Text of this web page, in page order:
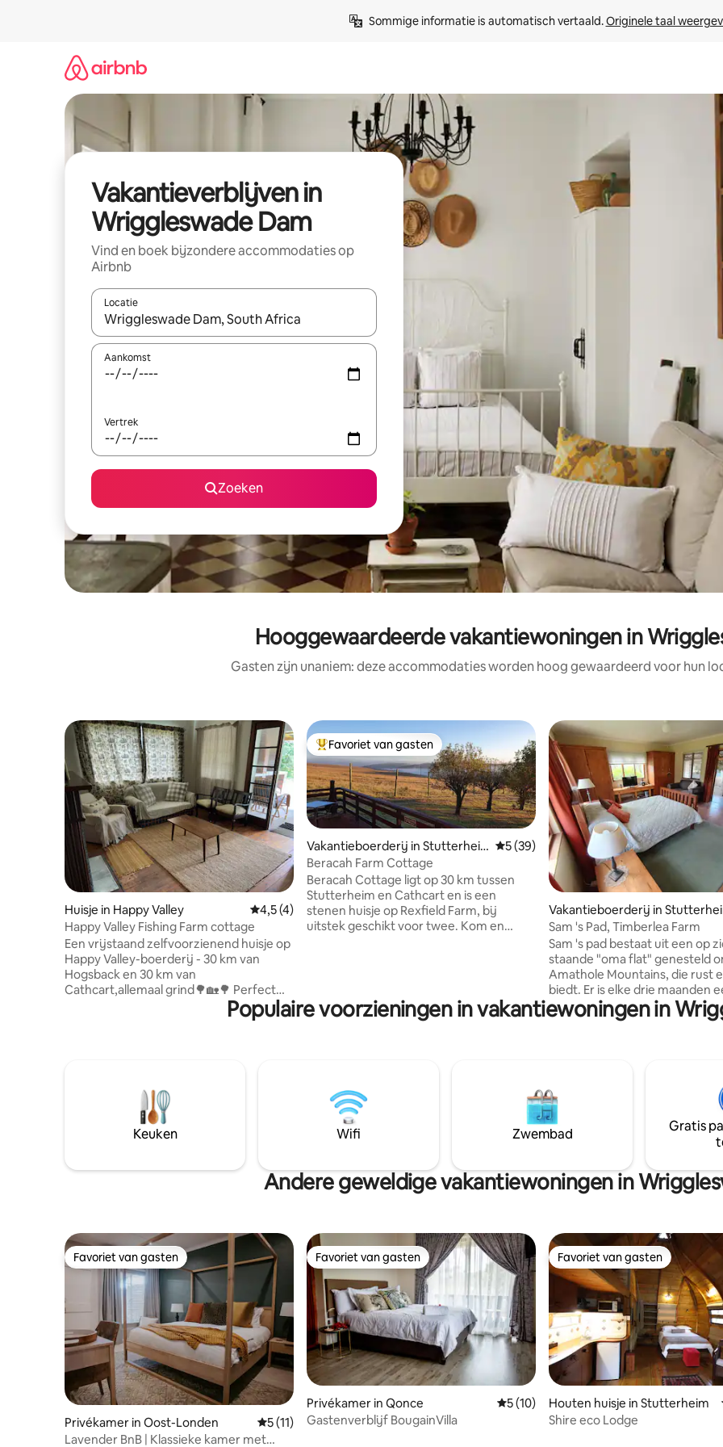
Sommige informatie is automatisch vertaald. Originele taal
Vakantieverblijven in
Wriggleswade Dam
Vind en boek bijzondere accommodaties op
Airbnb
Locatie
Wanneer er resultaten beschikbaar zijn, maak je een keuze met je de pijltjestoetsen omhoog en omlaag, óf door te
Aankomst
Vertrek
Zoeken
Hooggewaardeerde vakantiewoningen in
Gasten zijn unaniem: deze accommodaties worden hoog gewaardeerd voor hun
Huisje in Happy Valley Gemiddelde beoordeling van 4,5 op 5, 4 recensies
4,5 (4)
Happy Valley Fishing Farm cottage
Een vrijstaand zelfvoorzienend huisje op
Happy Valley-boerderij - 30 km van
Hogsback en 30 km van
Cathcart,allemaal grind🌳🏡🌳 Perfect
voor een ontsnapping uit de drukke stad
van een tussenstop op een roadtrip 🚗
(afhankelijk van de groottevereisten),
daarna is het vangen en loslaten.
Geschikt voor 6 personen in 3
slaapkamers - 2 x tweepersoonsbedden,
is erg slecht op dit moment
Topfavoriet van gasten
Favoriet van gasten
Vakantieboerderij in Stutterhei
m
Gemiddelde beoordeling van 5 op 5, 39
5 (39)
Beracah Farm Cottage
Beracah Cottage ligt op 30 km tussen
Stutterheim en Cathcart en is een
stenen huisje op Rexfield Farm, bij
uitstek geschikt voor twee. Kom en
kijken, wandelen, jagen of vissen zijn
enkele activiteiten om van te genieten in
zwembad.
Vakantieboerderij in
Sam 's Pad, Timberlea Farm
Sam 's pad bestaat uit een op
staande "oma flat" genesteld onder de
Amathole Mountains, die rust en stilte
biedt. Er is elke drie maanden een
boerenmarkt waar je een
verscheidenheid aan dingen
douche. We wonen naast de
kunnen zelfgebakken brood,
verse boerderij-eieren
ongestoord achterlaten. Er
lastafgifte aanwezig omdat we
Populaire voorzieningen in vakantiewoningen in
Keuken Wifi Zwembad
Gratis
Andere geweldige vakantiewoningen in
Favoriet van gasten
Favoriet van gasten
Privékamer in Oost-Londen Gemiddelde beoordeling van 5 op 5, 11 recensies
5 (11)
Lavender BnB | Klassieke kamer met
Favoriet van gasten
Favoriet van gasten
Privékamer in Qonce Gemiddelde beoordeling van 5 op 5, 10
5 (10)
Gastenverblijf BougainVilla
Favoriet van gasten
Favoriet van gasten
Houten huisje in Stutterheim
Shire eco Lodge